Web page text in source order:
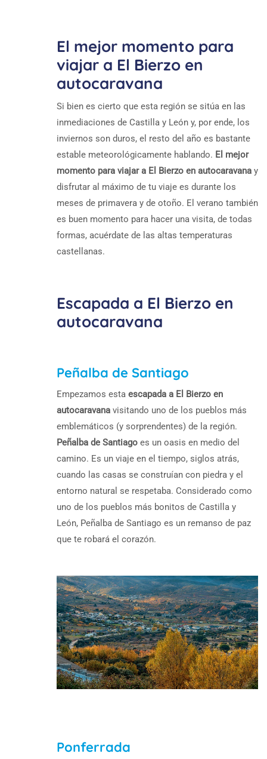
El mejor momento para
viajar a El Bierzo en
autocaravana
Si bien es cierto que esta región se sitúa en las
inmediaciones de Castilla y León y, por ende, los
inviernos son duros, el resto del año es bastante
estable meteorológicamente hablando. El mejor
momento para viajar a El Bierzo en autocaravana y
disfrutar al máximo de tu viaje es durante los
meses de primavera y de otoño. El verano también
es buen momento para hacer una visita, de todas
formas, acuérdate de las altas temperaturas
castellanas.
Escapada a El Bierzo en
autocaravana
Peñalba de Santiago
Empezamos esta escapada a El Bierzo en
autocaravana visitando uno de los pueblos más
emblemáticos (y sorprendentes) de la región.
Peñalba de Santiago es un oasis en medio del
camino. Es un viaje en el tiempo, siglos atrás,
cuando las casas se construían con piedra y el
entorno natural se respetaba. Considerado como
uno de los pueblos más bonitos de Castilla y
León, Peñalba de Santiago es un remanso de paz
que te robará el corazón.
Ponferrada